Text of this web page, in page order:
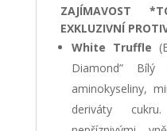
ZAJÍMAVOST
EXKLUZIVNÍ
White Truffle
Diamond”
aminokyseliny,
deriváty